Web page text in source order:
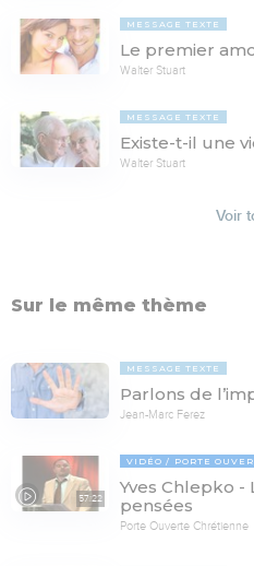
MESSAGE TEXTE
Le premier
Walter Stuart
MESSAGE TEXTE
Existe-t-il une
Walter Stuart
Voir
Sur le même thème
MESSAGE TEXTE
Parlons de
Jean-Marc Ferez
57:22
VIDÉO PORTE
Yves Chlepko
pensées
Porte Ouverte Chrétienne